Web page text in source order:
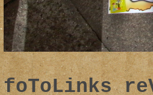
foToLinks